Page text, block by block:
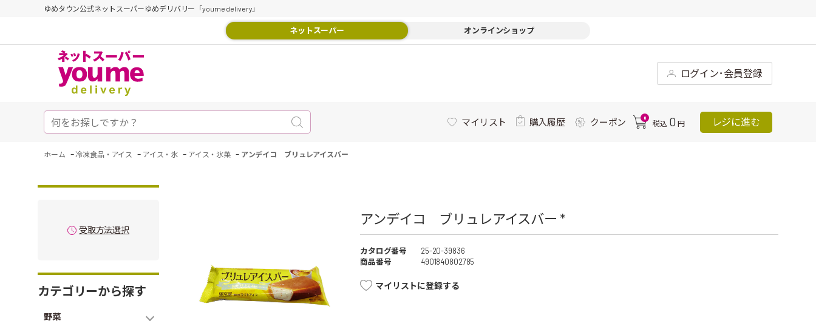
ゆめタウン公式ネットスーパーゆめデリバリー「youme delivery」
ネットスーパー オンラインショップ
ログイン･会員登録
マイリスト 購入履歴 クーポン 0
税込 0 円 レジに進む
ホーム - 冷凍食品・アイス - アイス・氷 - アイス・氷菓 - アンデイコ ブリュレアイスバー
受取方法選択
カテゴリーから探す
野菜
アンデイコ ブリュレアイスバー *
カタログ番号
25-20-39836
商品番号
4901840802785
マイリストに登録する